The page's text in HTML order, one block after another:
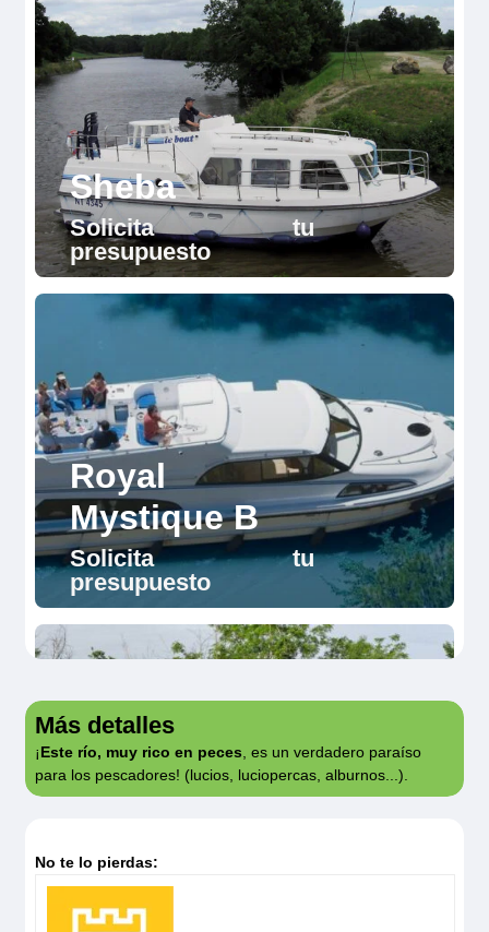
Sheba
Solicita tu
presupuesto
Royal
Mystique B
Solicita tu
presupuesto
Royal
Classique
Más detalles
¡Este río, muy rico en peces , es un verdadero paraíso
para los pescadores! (lucios, luciopercas, alburnos...).
No te lo pierdas: